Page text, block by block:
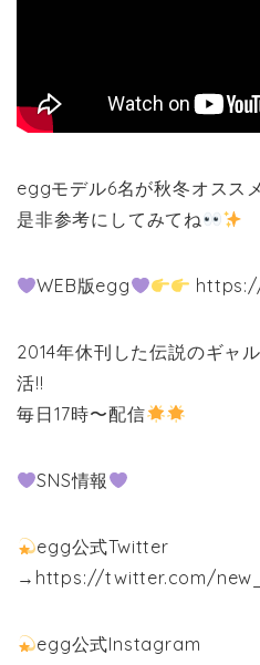
eggモデル6名が秋冬オスス
是非参考にしてみてね
WEB版egg
2014年休刊した伝説のギャ
活!!
毎日17時〜配信
SNS情報
egg公式Twitter
→https://twitter.com/
egg公式Instagram